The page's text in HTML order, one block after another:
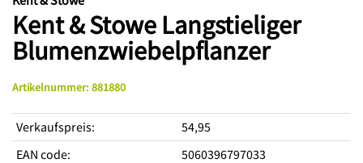
Kent & Stowe Langstieliger
Blumenzwiebelpflanzer
Artikelnummer: 881880
Verkaufspreis:
54,95
EAN code:
5060396797033